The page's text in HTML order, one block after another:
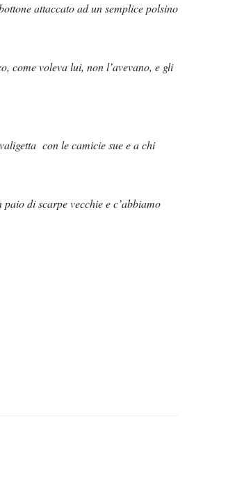
attaccato ad un semplice polsino
come voleva lui, non l’avevano, e gli
con le camicie sue e a chi
di scarpe vecchie e c’abbiamo